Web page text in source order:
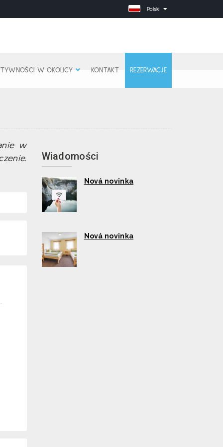
Polski
W OKOLICY KONTAKT REZERWACJE
w
Wiadomości
Nová novinka
Nová novinka